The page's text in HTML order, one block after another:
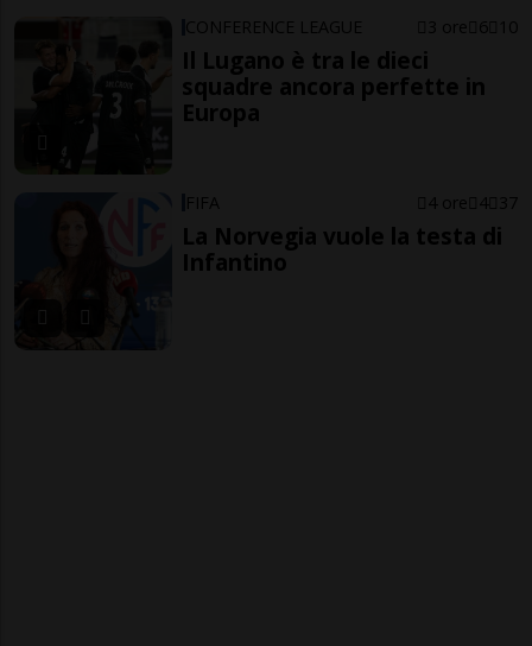
CONFERENCE LEAGUE 3 ore 6 10
Il Lugano è tra le dieci
squadre ancora perfette in
Europa
FIFA 4 ore 4 37
La Norvegia vuole la testa di
Infantino